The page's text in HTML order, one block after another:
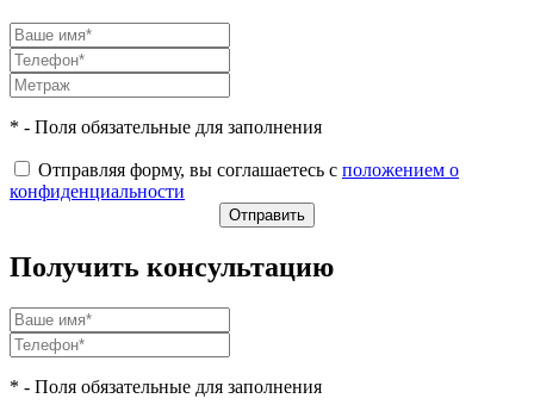
* - Поля обязательные для заполнения
Отправляя форму, вы соглашаетесь с положением о
конфиденциальности
Получить консультацию
* - Поля обязательные для заполнения